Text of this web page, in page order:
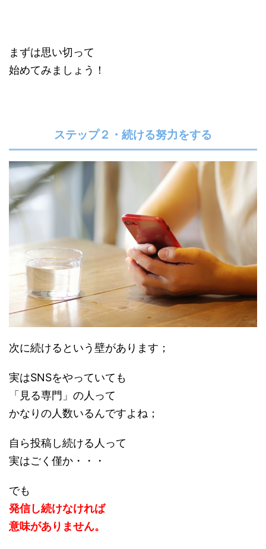
まずは思い切って
始めてみましょう！
ステップ２・続ける努力をする
次に続けるという壁があります；
実はSNSをやっていても
「見る専門」の人って
かなりの人数いるんですよね；
自ら投稿し続ける人って
実はごく僅か・・・
でも
発信し続けなければ
意味がありません。